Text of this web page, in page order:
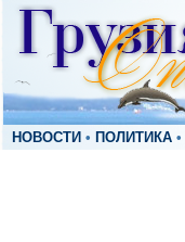
НОВОСТИ • ПОЛИТИКА •